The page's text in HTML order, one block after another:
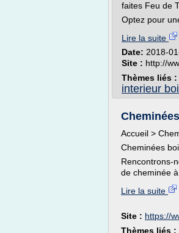
faites Feu de
Optez pour
Lire la suite
Date: 2018-
Site : http://
Thèmes liés :
interieur
Accueil >
Cheminées
Rencontrons-
de cheminée
Lire la suite
Site : https://
Thèmes liés :